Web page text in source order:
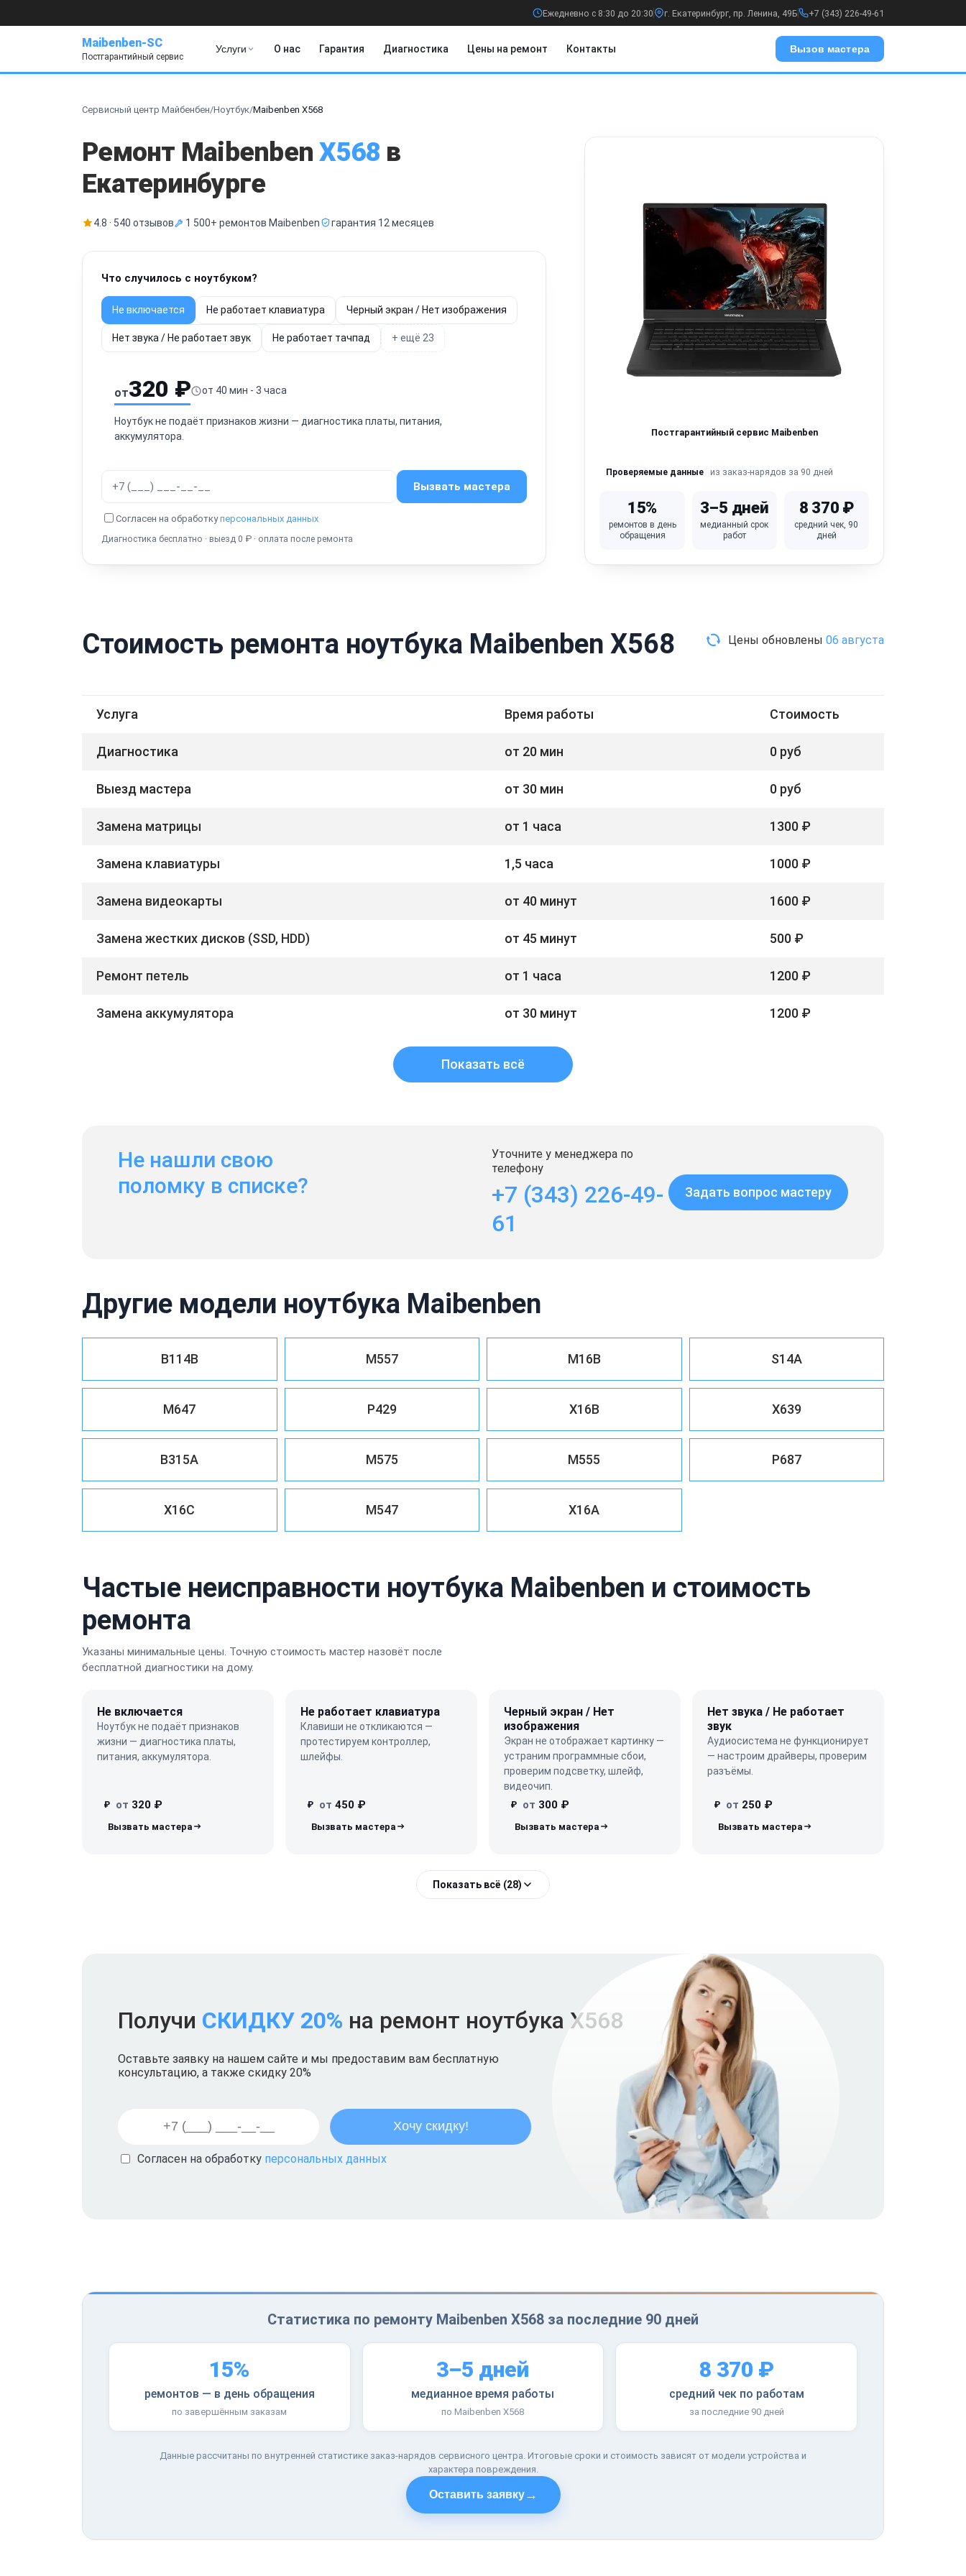
Ежедневно с 8:30 до 20:30 г. Екатеринбург, пр. Ленина, 49Б +7 (343) 226-49-61
Maibenben-SC
Постгарантийный сервис
Услуги О нас Гарантия Диагностика Цены на ремонт Контакты Вызов мастера
Сервисный центр Майбенбен/Ноутбук/Maibenben X568
Ремонт MaibenbenX568 в
Екатеринбурге
4.8 · 540 отзывов 1 500+ ремонтов Maibenben гарантия 12 месяцев
Что случилось с ноутбуком?
Не включается Не работает клавиатура Черный экран / Нет изображения
Нет звука / Не работает звук Не работает тачпад + ещё 23
от320 ₽ от 40 мин - 3 часа
Ноутбук не подаёт признаков жизни — диагностика платы, питания,
аккумулятора.
Вызвать мастера
Согласен на обработкуперсональных данных
Диагностика бесплатно · выезд 0 ₽ · оплата после ремонта
Постгарантийный сервис Maibenben
Проверяемые данные из заказ-нарядов за 90 дней
15%
ремонтов в день
обращения
3–5 дней
медианный срок
работ
8 370 ₽
средний чек, 90
дней
Стоимость ремонта ноутбука Maibenben X568 Цены обновлены 06 августа
Услуга Время работы Стоимость
Диагностика от 20 мин 0 руб
Выезд мастера от 30 мин 0 руб
Замена матрицы от 1 часа 1300 ₽
Замена клавиатуры 1,5 часа 1000 ₽
Замена видеокарты от 40 минут 1600 ₽
Замена жестких дисков (SSD, HDD) от 45 минут 500 ₽
Ремонт петель от 1 часа 1200 ₽
Замена аккумулятора от 30 минут 1200 ₽
Показать всё
Не нашли свою
поломку в списке?
Уточните у менеджера по
телефону
+7 (343) 226-49-
61
Задать вопрос мастеру
Другие модели ноутбука Maibenben
B114B M557 M16B S14A
M647 P429 X16B X639
B315A M575 M555 P687
X16C M547 X16A
Частые неисправности ноутбука Maibenben и стоимость
ремонта
Указаны минимальные цены. Точную стоимость мастер назовёт после
бесплатной диагностики на дому.
Не включается
Ноутбук не подаёт признаков
жизни — диагностика платы,
питания, аккумулятора.
₽ от 320 ₽
Не работает клавиатура
Клавиши не откликаются —
протестируем контроллер,
шлейфы.
₽ от 450 ₽
Черный экран / Нет
изображения
Экран не отображает картинку —
устраним программные сбои,
проверим подсветку, шлейф,
видеочип.
₽ от 300 ₽
Нет звука / Не работает
звук
Аудиосистема не функционирует
— настроим драйверы, проверим
разъёмы.
₽ от 250 ₽
Показать всё (28)
Получи СКИДКУ 20% на ремонт ноутбука X568
Оставьте заявку на нашем сайте и мы предоставим вам бесплатную
консультацию, а также скидку 20%
Согласен на обработку персональных данных
Статистика по ремонту Maibenben X568 за последние 90 дней
15%
ремонтов — в день обращения
по завершённым заказам
3–5 дней
медианное время работы
по Maibenben X568
8 370 ₽
средний чек по работам
за последние 90 дней
Данные рассчитаны по внутренней статистике заказ-нарядов сервисного центра. Итоговые сроки и стоимость зависят от модели устройства и
характера повреждения.
Оставить заявку→